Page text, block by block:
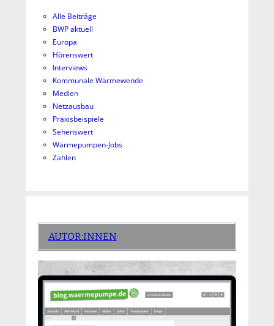
Alle Beiträge
BWP aktuell
Europa
Hörenswert
Interviews
Kommunale Wärmewende
Medien
Netzausbau
Praxisbeispiele
Sehenswert
Wärmepumpen-Jobs
Zahlen
AUTOR:INNEN